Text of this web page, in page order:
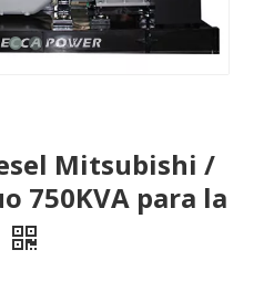
Mitsubishi /
750KVA para la